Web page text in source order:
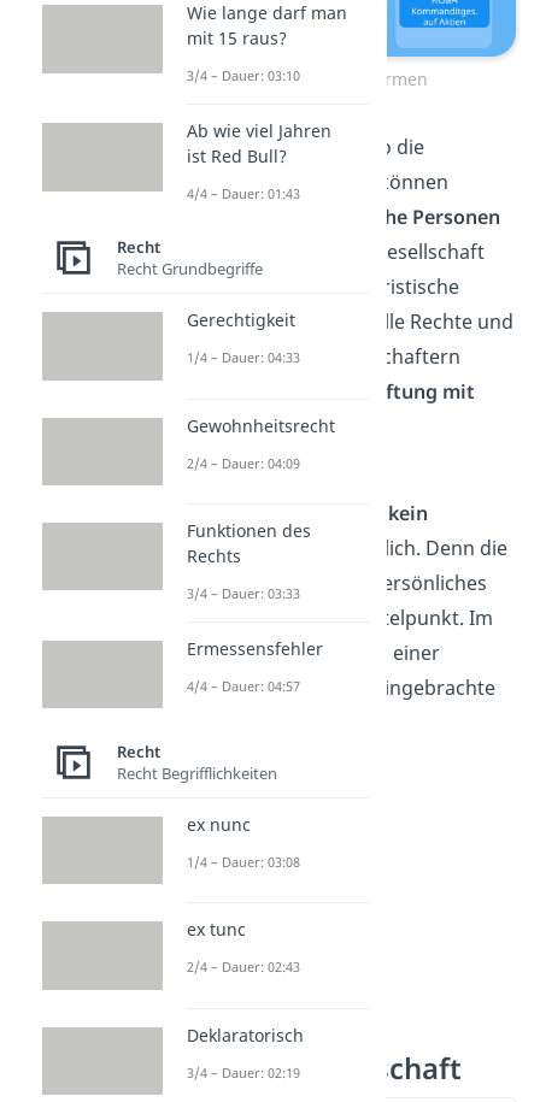
Unternehmensformen
Die Gesellschafter — also die
beteiligten Personen — können
natürliche oder juristische Personen
sein. Aber die Personengesellschaft
selbst ist keine eigene juristische
Person. Deshalb liegen alle Rechte und
Pflichten bei den Gesellschaftern
Haftung mit
ihrem Privatvermögen
Für die Gründung einer
kein
Mindestkapital
erforderlich. Denn die
Gesellschafterund ihr persönliches
Mitwirken stehen im Mittelpunkt. Im
Gegensatz dazu zählt bei einer
Kapitalgesellschaft das eingebrachte
Formen der
Personengesellschaft
Wie lange darf man
mit 15 raus?
3/4 – Dauer: 03:10
Ab wie viel Jahren
ist Red Bull?
4/4 – Dauer: 01:43
Recht
Recht Grundbegriffe
Gerechtigkeit
1/4 – Dauer: 04:33
Gewohnheitsrecht
2/4 – Dauer: 04:09
Funktionen des
Rechts
3/4 – Dauer: 03:33
Ermessensfehler
4/4 – Dauer: 04:57
Recht
Recht Begrifflichkeiten
ex nunc
1/4 – Dauer: 03:08
ex tunc
2/4 – Dauer: 02:43
Deklaratorisch
3/4 – Dauer: 02:19